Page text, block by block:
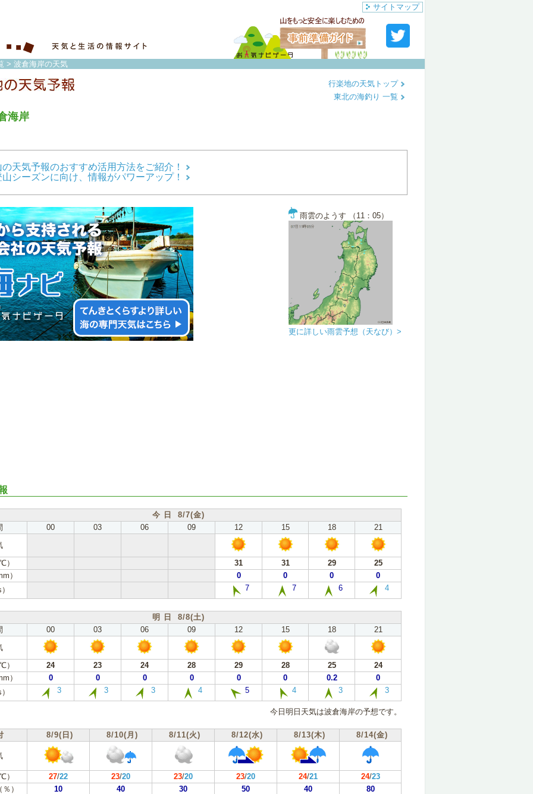
サイトマップ
> 波倉海岸の天気
海岸
行楽地の天気トップ
東北の海釣り 一覧
天気予報のおすすめ活用方法をご紹介！
シーズンに向け、情報がパワーアップ！
雨雲のようす （11：05）
更に詳しい雨雲予想（天なび）>
今 日 8/7(金)
00 03 06 09 12 15 18
21
31 31 29
25
）
0 0 0
0
7 7 6 4
明 日 8/8(土)
00 03 06 09 12 15 18
21
24 23 24 28 29 28 25
24
）
0 0 0 0 0 0 0.2
0
3 3 3 4 5 4 3 3
今日明日天気は波倉海岸の予想です。
8/9(日) 8/10(月) 8/11(火) 8/12(水) 8/13(木) 8/14(金)
27/22 23/20 23/20 23/20 24/21 24/23
）
10 40 30 50 40
80